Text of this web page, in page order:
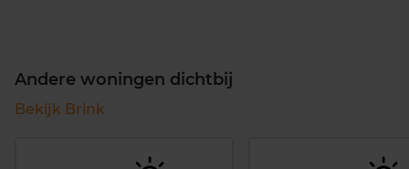
Andere woningen dichtbij
Bekijk Brink